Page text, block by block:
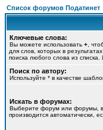
Список форумов Податинет
Ключевые слова:
Вы можете использовать + ,
для слов, которых в
поиска любого слова из списка.
Поиск по автору:
Используйте * в качестве
Искать в форумах:
Выберите форум или форумы, в
производится автоматически,